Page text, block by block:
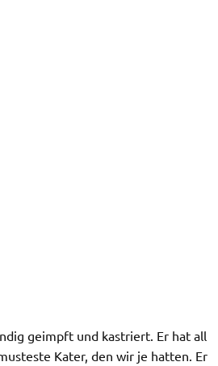
geimpft und kastriert. Er hat all
Kater, den wir je hatten. Er